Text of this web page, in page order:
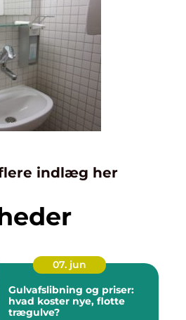
indlæg her
07. jun
Gulvafslibning og priser:
hvad koster nye, flotte
trægulve?